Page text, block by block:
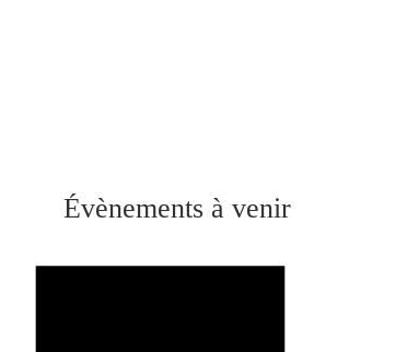
Évènements à venir